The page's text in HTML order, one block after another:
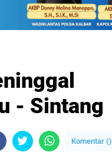
- Sintang
Komentar ()